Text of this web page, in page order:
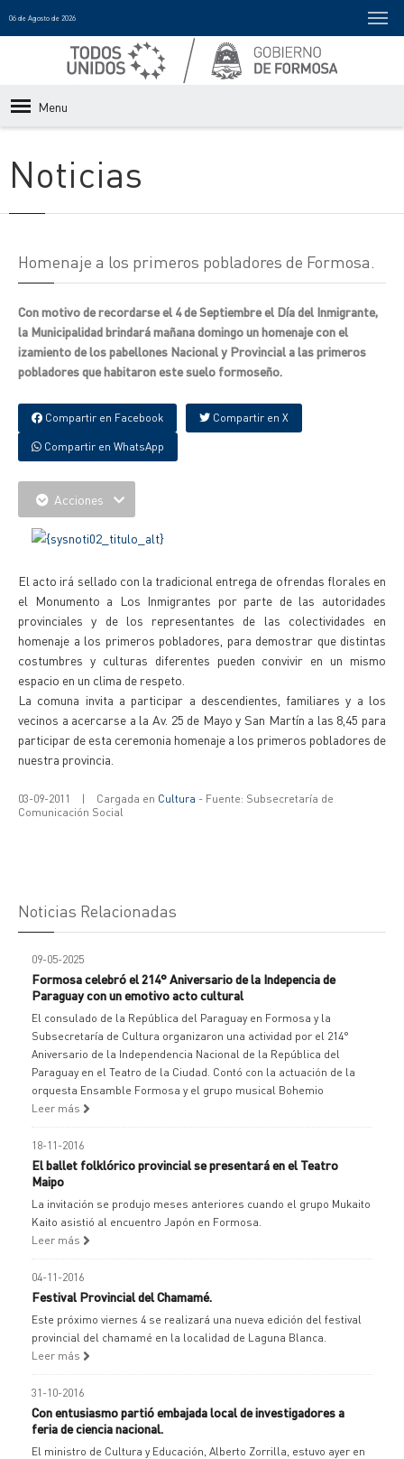
06 de Agosto de 2026
Menu
Noticias
Homenaje a los primeros pobladores de Formosa.
Con motivo de recordarse el 4 de Septiembre el Día del Inmigrante,
la Municipalidad brindará mañana domingo un homenaje con el
izamiento de los pabellones Nacional y Provincial a las primeros
pobladores que habitaron este suelo formoseño.
Compartir en Facebook Compartir en X
Compartir en WhatsApp
Acciones
El acto irá sellado con la tradicional entrega de ofrendas florales en
el Monumento a Los Inmigrantes por parte de las autoridades
provinciales y de los representantes de las colectividades en
homenaje a los primeros pobladores, para demostrar que distintas
costumbres y culturas diferentes pueden convivir en un mismo
espacio en un clima de respeto.
La comuna invita a participar a descendientes, familiares y a los
vecinos a acercarse a la Av. 25 de Mayo y San Martín a las 8,45 para
participar de esta ceremonia homenaje a los primeros pobladores de
nuestra provincia.
03-09-2011 | Cargada en Cultura - Fuente: Subsecretaría de
Comunicación Social
Noticias Relacionadas
09-05-2025
Formosa celebró el 214° Aniversario de la Indepencia de
Paraguay con un emotivo acto cultural
El consulado de la República del Paraguay en Formosa y la
Subsecretaría de Cultura organizaron una actividad por el 214°
Aniversario de la Independencia Nacional de la República del
Paraguay en el Teatro de la Ciudad. Contó con la actuación de la
orquesta Ensamble Formosa y el grupo musical Bohemio
Leer más
18-11-2016
El ballet folklórico provincial se presentará en el Teatro
Maipo
La invitación se produjo meses anteriores cuando el grupo Mukaito
Kaito asistió al encuentro Japón en Formosa.
Leer más
04-11-2016
Festival Provincial del Chamamé.
Este próximo viernes 4 se realizará una nueva edición del festival
provincial del chamamé en la localidad de Laguna Blanca.
Leer más
31-10-2016
Con entusiasmo partió embajada local de investigadores a
feria de ciencia nacional.
El ministro de Cultura y Educación, Alberto Zorrilla, estuvo ayer en